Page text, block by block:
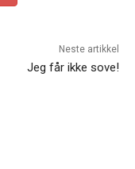
Neste artikkel
Jeg får ikke sove!